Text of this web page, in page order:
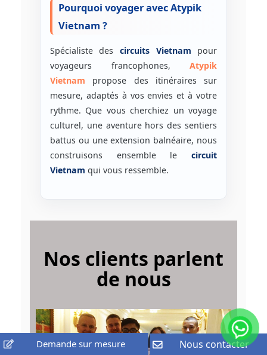
Pourquoi voyager avec Atypik
Vietnam ?
Spécialiste des circuits Vietnam pour
voyageurs francophones,Atypik
Vietnam propose des itinéraires sur
mesure, adaptés à vos envies et à votre
rythme. Que vous cherchiez un voyage
culturel, une aventure hors des sentiers
battus ou une extension balnéaire, nous
construisons ensemble lecircuit
Vietnam qui vous ressemble.
Nos clients parlent
de nous
Demande sur mesure Nous contacter